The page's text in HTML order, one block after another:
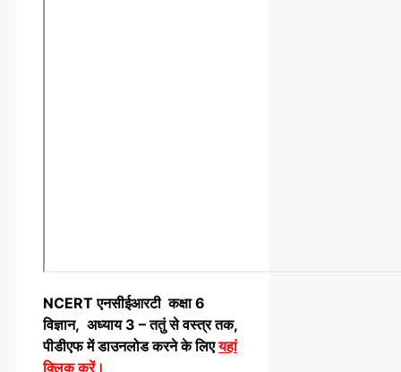
NCERT एनसीईआरटी कक्षा 6
विज्ञान, अध्याय 3 – ततुं से वस्त्र तक,
पीडीएफ में डाउनलोड करने के लिएयहां
क्लिक करें।